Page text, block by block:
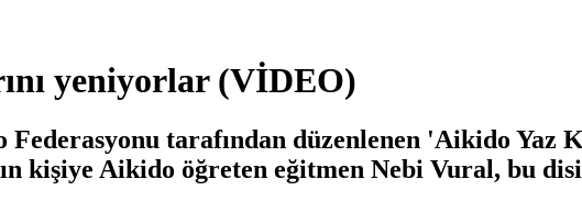
yeniyorlar (VİDEO)
tarafından düzenlenen 'Aikido Yaz
kişiye Aikido öğreten eğitmen Nebi Vural, bu